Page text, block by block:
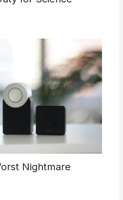
Nightmare